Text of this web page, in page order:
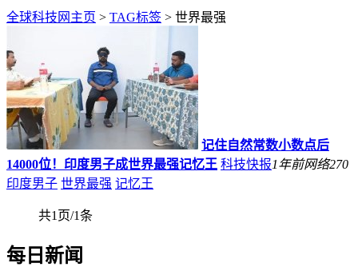
全球科技网主页 > TAG标签 > 世界最强
记住自然常数小数点后
14000位！印度男子成世界最强记忆王 科技快报1年前网络270
印度男子 世界最强 记忆王
共1页/1条
每日新闻